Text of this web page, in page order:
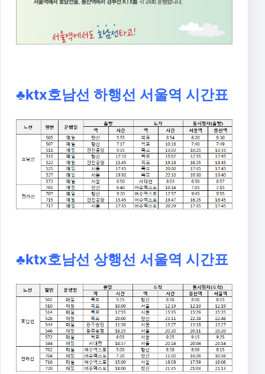
♣ktx호남선 하행선 서울역 시간표
♣ktx호남선 상행선 서울역 시간표